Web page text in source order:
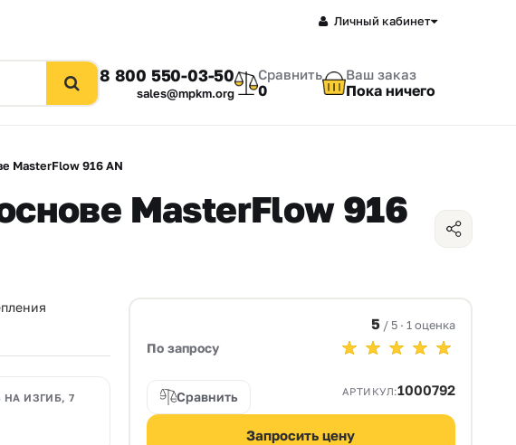
Личный кабинет
8 800 550-03-50
sales@mpkm.org
Сравнить
0
Ваш заказ
Пока ничего
MasterFlow 916 AN
MasterFlow 916
ИЗГИБ, 7
По запросу
5 / 5 · 1 оценка
Сравнить АРТИКУЛ:1000792
Запросить цену